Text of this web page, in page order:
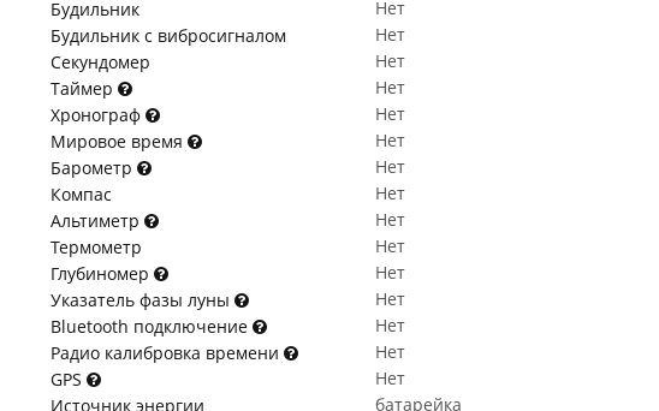
Будильник
Нет
Будильник с вибросигналом
Нет
Секундомер
Нет
Таймер
Нет
Хронограф
Нет
Мировое время
Нет
Барометр
Нет
Компас
Нет
Альтиметр
Нет
Термометр
Нет
Глубиномер
Нет
Указатель фазы луны
Нет
Bluetooth подключение
Нет
Радио калибровка времени
Нет
GPS
Нет
Источник энергии
батарейка